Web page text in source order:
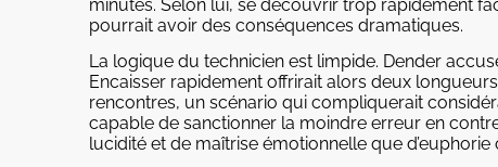
minutes. Selon lui, se découvrir trop rapidement
pourrait avoir des conséquences dramatiques.
La logique du technicien est limpide. Dender
Encaisser rapidement offrirait alors deux
rencontres, un scénario qui compliquerait
capable de sanctionner la moindre erreur en
lucidité et de maîtrise émotionnelle que d’euphorie